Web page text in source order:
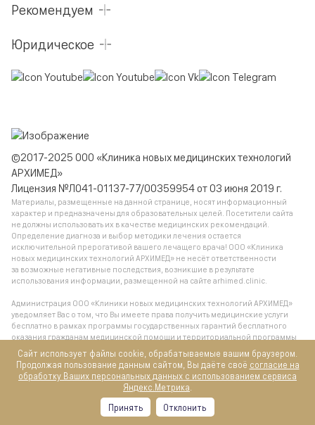
Рекомендуем
Юридическое
©2017-2025 ООО «Клиника новых медицинских технологий
АРХИМЕД»
Лицензия №Л041-01137-77/00359954 от 03 июня 2019 г.
Материалы, размещенные на данной странице, носят информационный
характер и предназначены для образовательных целей. Посетители сайта
не должны использовать их в качестве медицинских рекомендаций.
Определение диагноза и выбор методики лечения остается
исключительной прерогативой вашего лечащего врача! ООО «Клиника
новых медицинских технологий АРХИМЕД» не несёт ответственности
за возможные негативные последствия, возникшие в результате
использования информации, размещенной на сайте arhimed.clinic.
Администрация ООО «Клиники новых медицинских технологий АРХИМЕД»
уведомляет Вас о том, что Вы имеете права получить медицинские услуги
бесплатно в рамках программы государственных гарантий бесплатного
оказания гражданам медицинской помощи и территориальной программы
государственных гарантий бесплатного оказания гражданам медицинской
помощи, обратившись в поликлинику по месту жительства.
Все услуги предназначены для лиц старше 18 лет
Сайт использует файлы cookie, обрабатываемые вашим браузером.
Продолжая пользование данным сайтом, Вы даёте своё согласие на
обработку Ваших персональных данных с использованием сервиса
Яндекс.Метрика
Принять
Отклонить